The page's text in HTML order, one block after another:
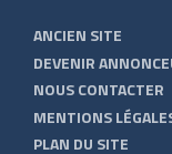
ANCIEN SITE
DEVENIR
NOUS CONTACTER
MENTIONS
PLAN DU SITE